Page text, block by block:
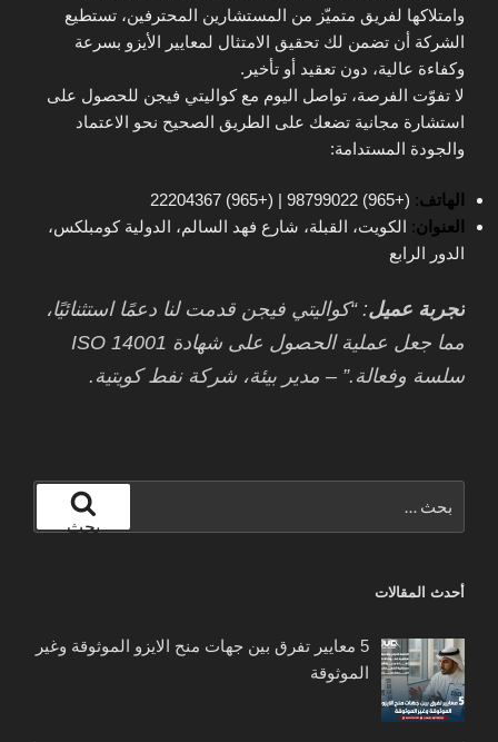
وامتلاكها لفريق متميّز من المستشارين المحترفين، تستطيع
الشركة أن تضمن لك تحقيق الامتثال لمعايير الأيزو بسرعة
وكفاءة عالية، دون تعقيد أو تأخير.
لا تفوّت الفرصة، تواصل اليوم مع كواليتي فيجن للحصول على
استشارة مجانية تضعك على الطريق الصحيح نحو الاعتماد
والجودة المستدامة:
الهاتف:
(+965) 98799022 | (+965) 22204367
العنوان: الكويت، القبلة، شارع فهد السالم، الدولية كومبلكس،
الدور الرابع
تجربة عميل: “كواليتي فيجن قدمت لنا دعمًا استثنائيًا،
مما جعل عملية الحصول على شهادة ISO 14001
سلسة وفعالة.” – مدير بيئة، شركة نفط كويتية.
عن:
بحث
أحدث المقالات
5 معايير تفرق بين جهات منح الايزو الموثوقة وغير
الموثوقة